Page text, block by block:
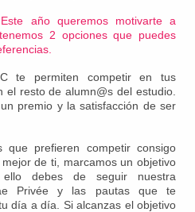
Este año queremos motivarte a
2 opciones que puedes
te permiten competir en tus
el resto de alumn@s del estudio.
premio y la satisfacción de ser
prefieren competir consigo
de ti, marcamos un objetivo
debes de seguir nuestra
Privée y las pautas que te
día a día. Si alcanzas el objetivo